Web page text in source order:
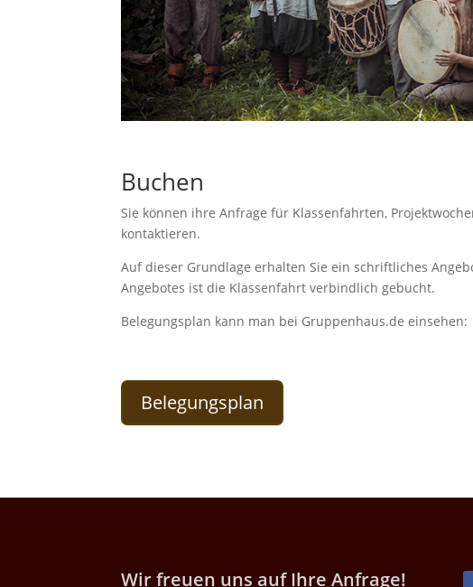
Buchen
Sie können ihre Anfrage für Klassenfahrten,
kontaktieren.
Auf dieser Grundlage erhalten Sie ein schriftliches
Angebotes ist die Klassenfahrt verbindlich gebucht.
Belegungsplan kann man bei Gruppenhaus.de einsehen:
Belegungsplan
Wir freuen uns auf Ihre Anfrage!